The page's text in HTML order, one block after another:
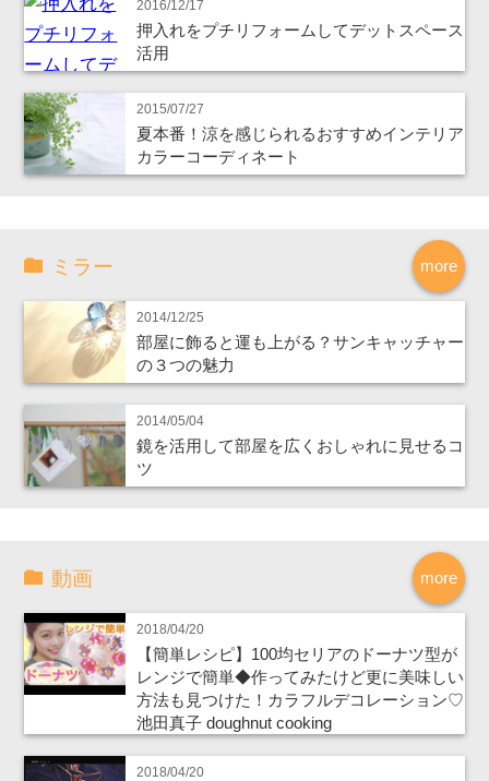
2016/12/17
押入れをプチリフォームしてデットスペース
活用
2015/07/27
夏本番！涼を感じられるおすすめインテリア
カラーコーディネート
more
ミラー
2014/12/25
部屋に飾ると運も上がる？サンキャッチャー
の３つの魅力
2014/05/04
鏡を活用して部屋を広くおしゃれに見せるコ
ツ
more
動画
2018/04/20
【簡単レシピ】100均セリアのドーナツ型が
レンジで簡単◆作ってみたけど更に美味しい
方法も見つけた！カラフルデコレーション♡
池田真子 doughnut cooking
2018/04/20